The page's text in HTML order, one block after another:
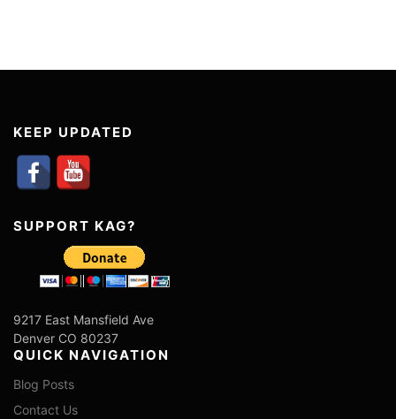
KEEP UPDATED
SUPPORT KAG?
9217 East Mansfield Ave
Denver CO 80237
QUICK NAVIGATION
Blog Posts
Contact Us